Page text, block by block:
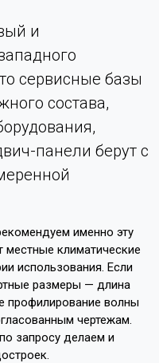
и
сервисные базы
состава,
панели берут с
именно эту
местные климатические
использования. Если
размеры — длина
профилирование волны
чертежам.
запросу делаем и